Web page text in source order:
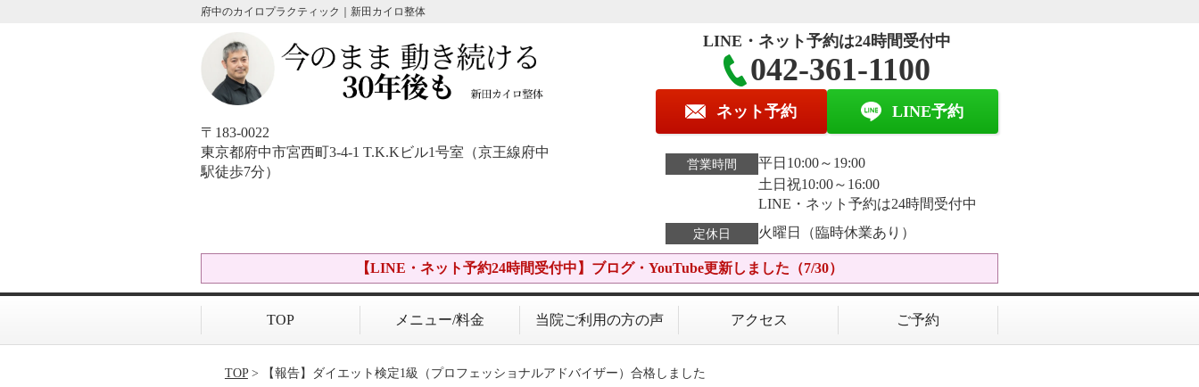
府中のカイロプラクティック｜新田カイロ整体
〒183-0022
東京都府中市宮西町3-4-1 T.K.Kビル1号室（京王線府中
駅徒歩7分）
LINE・ネット予約は24時間受付中
042-361-1100
ネット予約 LINE予約
営業時間
平日10:00～19:00
土日祝10:00～16:00
LINE・ネット予約は24時間受付中
定休日 火曜日（臨時休業あり）
【LINE・ネット予約24時間受付中】ブログ・YouTube更新しました（7/30）
TOP メニュー/料金 当院ご利用の方の声 アクセス ご予約
TOP> 【報告】ダイエット検定1級（プロフェッショナルアドバイザー）合格しました